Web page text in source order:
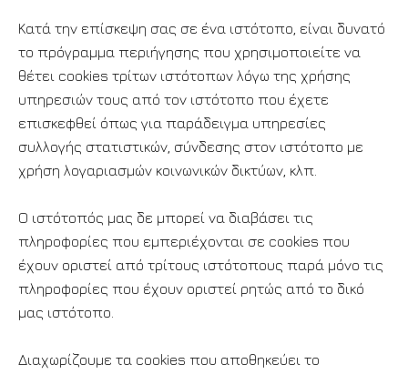
Κατά την επίσκεψη σας σε ένα ιστότοπο, είναι δυνατό
το πρόγραμμα περιήγησης που χρησιμοποιείτε να
θέτει cookies τρίτων ιστότοπων λόγω της χρήσης
υπηρεσιών τους από τον ιστότοπο που έχετε
επισκεφθεί όπως για παράδειγμα υπηρεσίες
συλλογής στατιστικών, σύνδεσης στον ιστότοπο με
χρήση λογαριασμών κοινωνικών δικτύων, κλπ.
Ο ιστότοπός μας δε μπορεί να διαβάσει τις
πληροφορίες που εμπεριέχονται σε cookies που
έχουν οριστεί από τρίτους ιστότοπους παρά μόνο τις
πληροφορίες που έχουν οριστεί ρητώς από το δικό
μας ιστότοπο.
Διαχωρίζουμε τα cookies που αποθηκεύει το